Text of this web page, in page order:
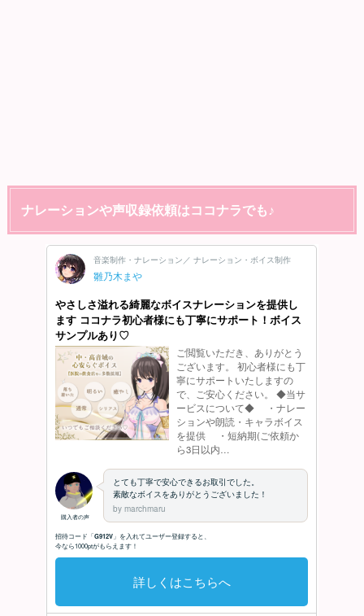
ナレーションや声収録依頼はココナラでも♪